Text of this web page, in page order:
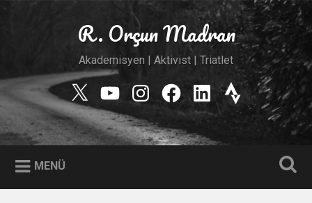
R. Orçun Madran
Akademisyen | Aktivist | Triatlet
TwitterYouTube
Instagram
Facebook
Linkedin
Strava
MENÜ